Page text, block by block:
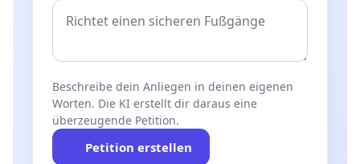
Beschreibe dein Anliegen in deinen eigenen
Worten. Die KI erstellt dir daraus eine
überzeugende Petition.
Petition erstellen